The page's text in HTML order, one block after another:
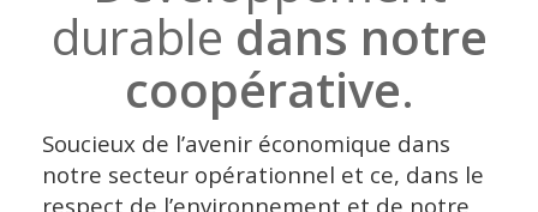
durable dans notre
coopérative.
Soucieux de l’avenir économique dans
notre secteur opérationnel et ce, dans le
respect de l’environnement et de notre